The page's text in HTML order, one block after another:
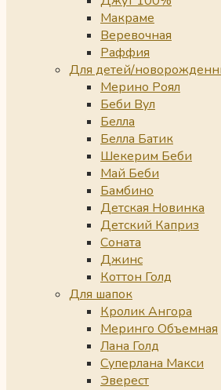
Макраме
Веревочная
Раффия
Для детей/
Мерино Роял
Беби Вул
Белла
Белла Батик
Шекерим Беби
Май Беби
Бамбино
Детская Новинка
Детский Каприз
Соната
Джинс
Коттон Голд
Для шапок
Кролик Ангора
Меринго Объемная
Лана Голд
Суперлана Макси
Эверест